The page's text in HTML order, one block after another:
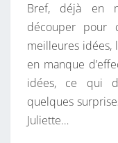
Bref, déjà en
découper pour
meilleures idées,
en manque
idées, ce qui
quelques
Juliette…